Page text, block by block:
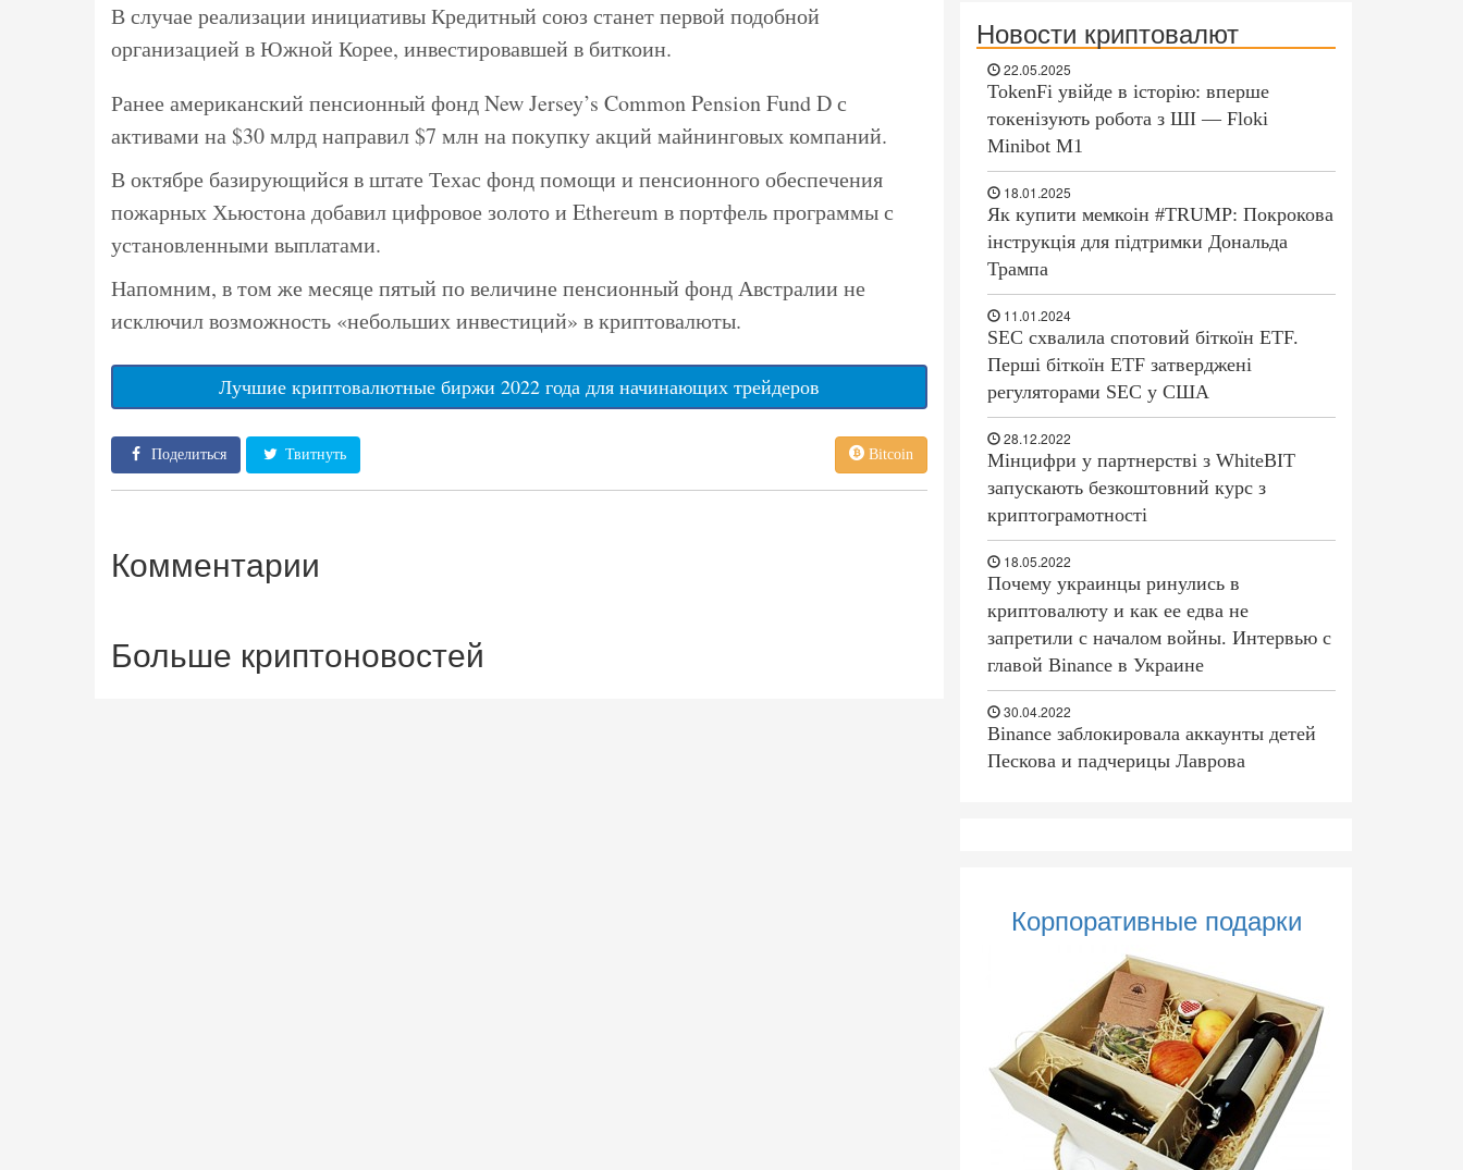
В случае реализации инициативы Кредитный союз станет первой подобной
организацией в Южной Корее, инвестировавшей в биткоин.
Ранее американский пенсионный фонд New Jersey’s Common Pension Fund D с
активами на $30 млрд направил $7 млн на покупку акций майнинговых компаний.
В октябре базирующийся в штате Техас фонд помощи и пенсионного обеспечения
пожарных Хьюстона добавил цифровое золото и Ethereum в портфель программы с
установленными выплатами.
Напомним, в том же месяце пятый по величине пенсионный фонд Австралии не
исключил возможность «небольших инвестиций» в криптовалюты.
Лучшие криптовалютные биржи 2022 года для начинающих трейдеров
Поделиться Твитнуть Bitcoin
Комментарии
Больше криптоновостей
Новости криптовалют
22.05.2025
TokenFi увійде в історію: вперше
токенізують робота з ШІ — Floki
Minibot M1
18.01.2025
Як купити мемкоін #TRUMP: Покрокова
інструкція для підтримки Дональда
Трампа
11.01.2024
SEC схвалила спотовий біткоїн ETF.
Перші біткоїн ETF затверджені
регуляторами SEC у США
28.12.2022
Мінцифри у партнерстві з WhiteBIT
запускають безкоштовний курс з
криптограмотності
18.05.2022
Почему украинцы ринулись в
криптовалюту и как ее едва не
запретили с началом войны. Интервью с
главой Binance в Украине
30.04.2022
Binance заблокировала аккаунты детей
Пескова и падчерицы Лаврова
Корпоративные подарки